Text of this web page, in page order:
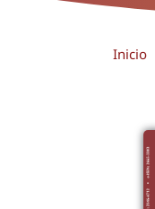
Inicio